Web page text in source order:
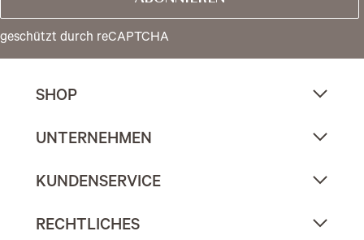
geschützt durch reCAPTCHA
SHOP
UNTERNEHMEN
KUNDENSERVICE
RECHTLICHES